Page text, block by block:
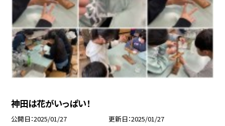
神田は花がいっぱい！
公開日 2025/01/27 更新日 2025/01/27